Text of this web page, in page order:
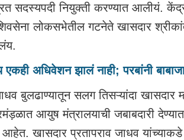
सदस्यपदी नियुक्ती करण्यात आलीयं.
लोकसभेतील गटनेते खासदार
एकही अधिवेशन झालं नाही; परबांनी
बुलढाण्यातून सलग तिसऱ्यांदा
आयुष मंत्रालयाची जबाबदारी
आहेत. खासदार प्रतापराव जाधव